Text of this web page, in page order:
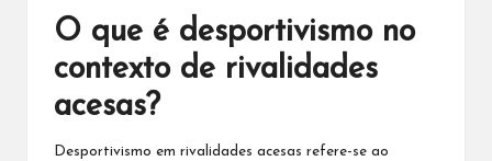
O que é desportivismo no
contexto de rivalidades
acesas?
Desportivismo em rivalidades acesas refere-se ao